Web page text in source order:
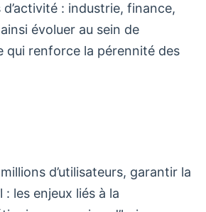
: industrie, finance,
évoluer au sein de
qui renforce la pérennité des
d’utilisateurs, garantir la
les enjeux liés à la